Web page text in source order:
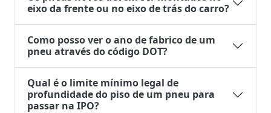
eixo da frente ou no eixo de trás do carro?
Como posso ver o ano de fabrico de um
pneu através do código DOT?
Qual é o limite mínimo legal de
profundidade do piso de um pneu para
passar na IPO?